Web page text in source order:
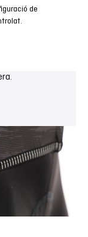
de la
de